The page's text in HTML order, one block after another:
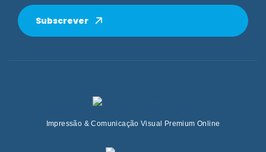
Subscrever
Impressão & Comunicação Visual Premium Online